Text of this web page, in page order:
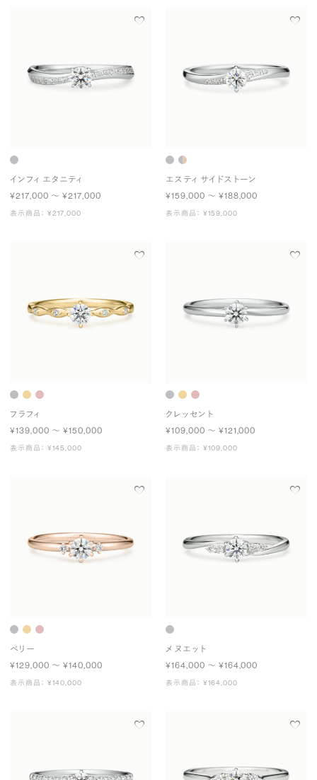
インフィ エタニティ
¥217,000 〜 ¥217,000
表示商品： ¥217,000
エスティ サイドストーン
¥159,000 〜 ¥188,000
表示商品： ¥159,000
フラフィ
¥139,000 〜 ¥150,000
表示商品： ¥145,000
クレッセント
¥109,000 〜 ¥121,000
表示商品： ¥109,000
ベリー
¥129,000 〜 ¥140,000
表示商品： ¥140,000
メヌエット
¥164,000 〜 ¥164,000
表示商品： ¥164,000